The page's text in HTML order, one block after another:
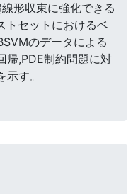
形収束に強化できる
トセットにおけるベ
のデータによる
帰,PDE制約問題に対
す。